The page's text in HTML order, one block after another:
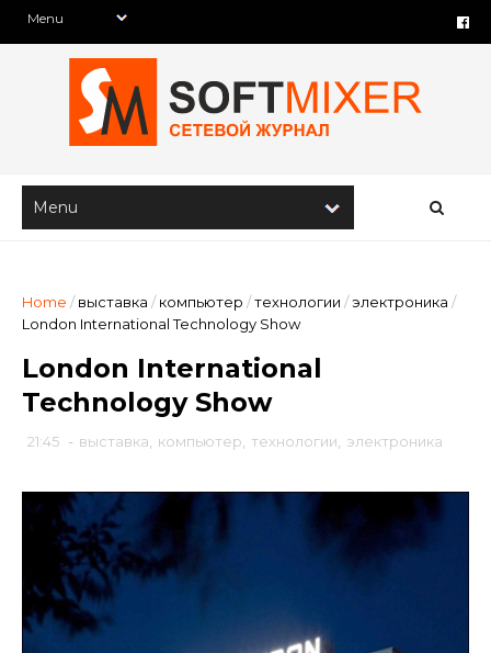
Home / выставка / компьютер /технологии /электроника /
London International Technology Show
London International
Technology Show
21:45 - выставка компьютер технологии электроника